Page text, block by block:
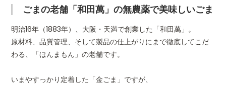
ごまの老舗「和田萬」の無農薬で美味しいごま
明治16年（1883年）、大阪・天満で創業した「和田萬」。
原材料、品質管理、そして製品の仕上がりにまで徹底してこだ
わる、「ほんまもん」の老舗です。
いまやすっかり定着した「金ごま」ですが、